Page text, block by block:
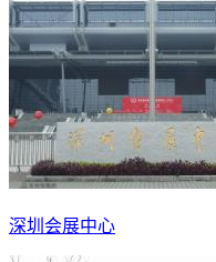
深圳会展中心